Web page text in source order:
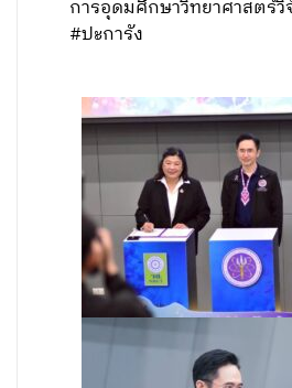
การอุดมศึกษาวิทยาศาสตร์
#ปะการัง